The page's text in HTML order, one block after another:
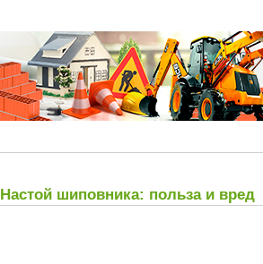
Настой шиповника: польза и вред